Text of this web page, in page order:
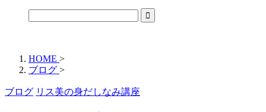
HOME >
ブログ >
ブログ リス美の身だしなみ講座